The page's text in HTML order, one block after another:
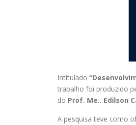
Intitulado
trabalho foi produzido
do Prof. Me.. Edilson
A pesquisa teve como